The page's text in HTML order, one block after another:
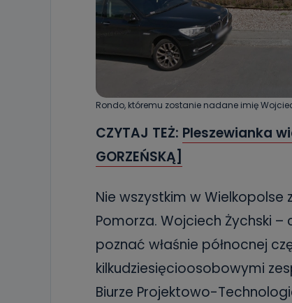
Rondo, któremu zostanie nadane imię
CZYTAJ TEŻ: Pleszewianka
GORZEŃSKĄ]
Nie wszystkim w
Pomorza. Wojciech Żychski –
poznać właśnie północnej
kilkudziesięcioosobowymi
Biurze Projektowo-